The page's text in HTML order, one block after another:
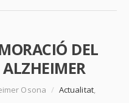
DEL
Osona / Actualitat,